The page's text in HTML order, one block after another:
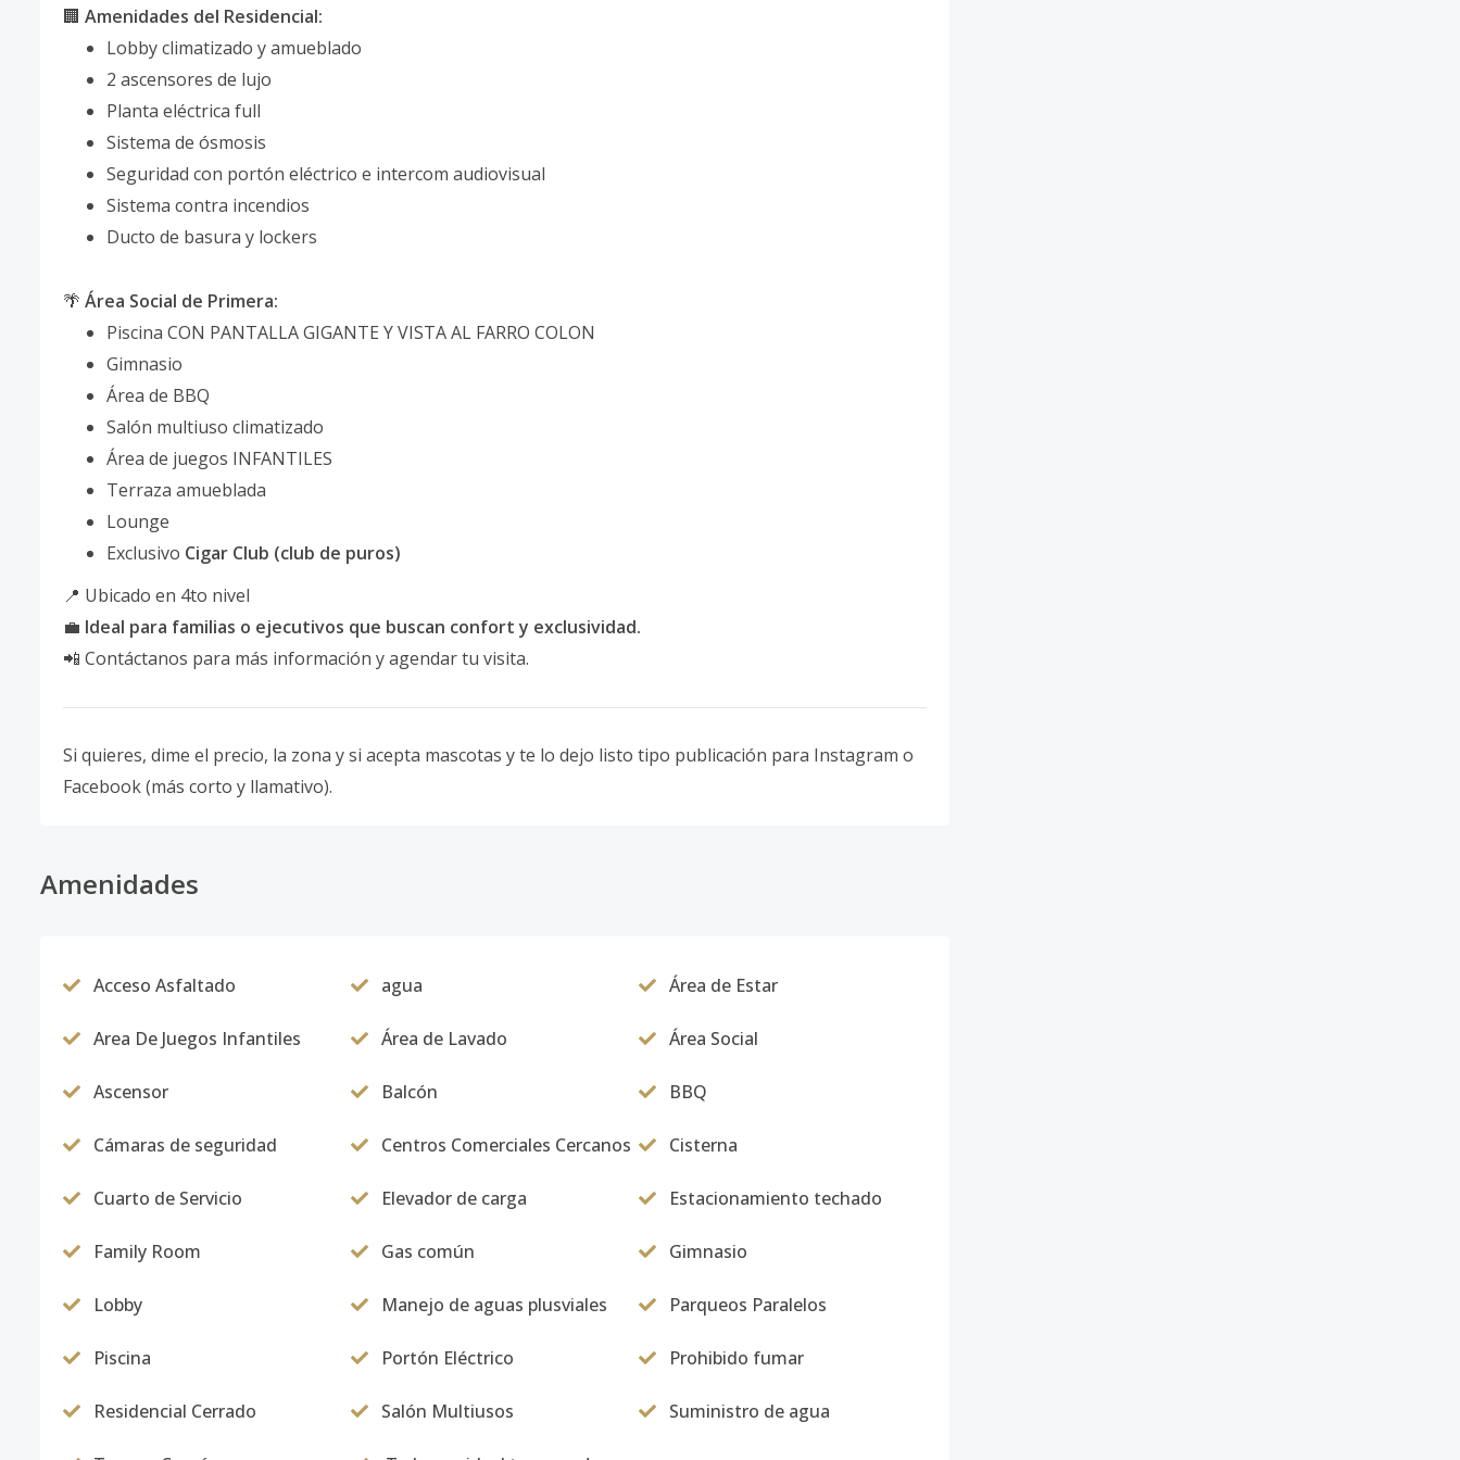
🏢 Amenidades del Residencial:
Lobby climatizado y amueblado
2 ascensores de lujo
Planta eléctrica full
Sistema de ósmosis
Seguridad con portón eléctrico e intercom audiovisual
Sistema contra incendios
Ducto de basura y lockers
🌴 Área Social de Primera:
Piscina CON PANTALLA GIGANTE Y VISTA AL FARRO COLON
Gimnasio
Área de BBQ
Salón multiuso climatizado
Área de juegos INFANTILES
Terraza amueblada
Lounge
Exclusivo Cigar Club (club de puros)
📍 Ubicado en 4to nivel
💼 Ideal para familias o ejecutivos que buscan confort y exclusividad.
📲 Contáctanos para más información y agendar tu visita.
Si quieres, dime el precio, la zona y si acepta mascotas y te lo dejo listo tipo publicación para Instagram o
Facebook (más corto y llamativo).
Amenidades
Acceso Asfaltado agua Área de Estar
Area De Juegos Infantiles Área de Lavado Área Social
Ascensor Balcón BBQ
Cámaras de seguridad Centros Comerciales Cercanos Cisterna
Cuarto de Servicio Elevador de carga Estacionamiento techado
Family Room Gas común Gimnasio
Lobby Manejo de aguas plusviales Parqueos Paralelos
Piscina Portón Eléctrico Prohibido fumar
Residencial Cerrado Salón Multiusos Suministro de agua